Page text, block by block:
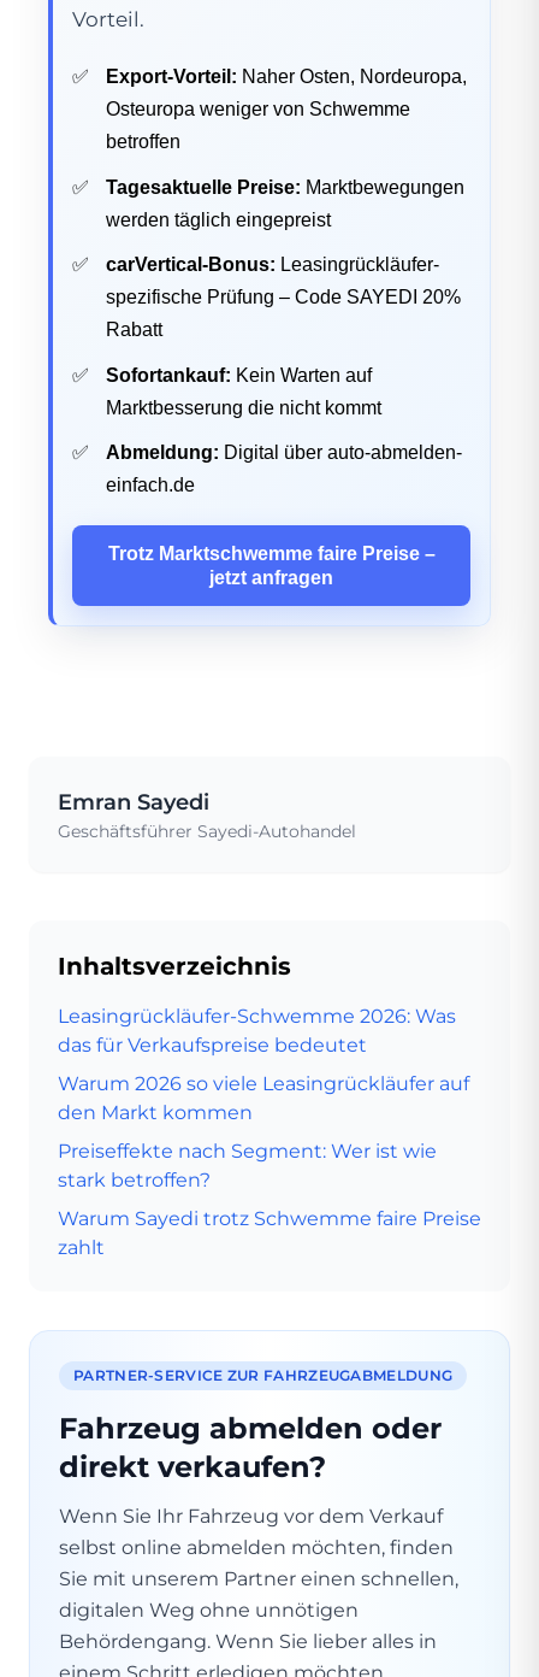
Vorteil.
Export-Vorteil: Naher Osten, Nordeuropa,
Osteuropa weniger von Schwemme
betroffen
Tagesaktuelle Preise: Marktbewegungen
werden täglich eingepreist
carVertical-Bonus: Leasingrückläufer-
spezifische Prüfung – Code SAYEDI 20%
Rabatt
Sofortankauf: Kein Warten auf
Marktbesserung die nicht kommt
Abmeldung: Digital über auto-abmelden-
einfach.de
Trotz Marktschwemme faire Preise –
jetzt anfragen
Emran Sayedi
Geschäftsführer Sayedi-Autohandel
Inhaltsverzeichnis
Leasingrückläufer-Schwemme 2026: Was
das für Verkaufspreise bedeutet
Warum 2026 so viele Leasingrückläufer auf
den Markt kommen
Preiseffekte nach Segment: Wer ist wie
stark betroffen?
Warum Sayedi trotz Schwemme faire Preise
zahlt
PARTNER-SERVICE ZUR FAHRZEUGABMELDUNG
Fahrzeug abmelden oder
direkt verkaufen?
Wenn Sie Ihr Fahrzeug vor dem Verkauf
selbst online abmelden möchten, finden
Sie mit unserem Partner einen schnellen,
digitalen Weg ohne unnötigen
Behördengang. Wenn Sie lieber alles in